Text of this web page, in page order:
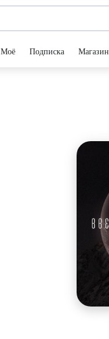
Моё Подписка Магазин